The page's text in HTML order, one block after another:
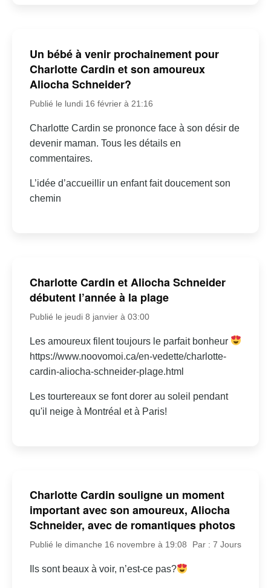
Un bébé à venir prochainement pour
Charlotte Cardin et son amoureux
Aliocha Schneider?
Publié le lundi 16 février à 21:16
Charlotte Cardin se prononce face à son désir de
devenir maman. Tous les détails en
commentaires.
L’idée d’accueillir un enfant fait doucement son
chemin
Charlotte Cardin et Aliocha Schneider
débutent l’année à la plage
Publié le jeudi 8 janvier à 03:00
Les amoureux filent toujours le parfait bonheur
https://www.noovomoi.ca/en-vedette/charlotte-
cardin-aliocha-schneider-plage.html
Les tourtereaux se font dorer au soleil pendant
qu'il neige à Montréal et à Paris!
Charlotte Cardin souligne un moment
important avec son amoureux, Aliocha
Schneider, avec de romantiques photos
Publié le dimanche 16 novembre à 19:08 Par : 7 Jours
Ils sont beaux à voir, n’est-ce pas?